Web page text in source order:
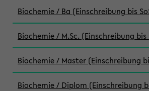
Biochemie / Ba (Einschreibung bis
Biochemie / M.Sc. (Einschreibung bis
Biochemie / Master (Einschreibung
Biochemie / Diplom (Einschreibung